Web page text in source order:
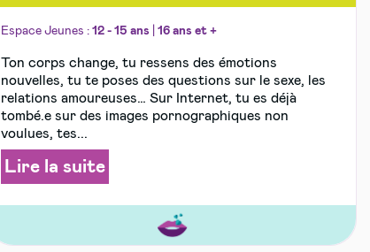
Espace Jeunes : 12 - 15 ans 16 ans et +
Ton corps change, tu ressens des émotions
nouvelles, tu te poses des questions sur le sexe, les
relations amoureuses… Sur Internet, tu es déjà
tombé.e sur des images pornographiques non
voulues, tes...
Lire la suite